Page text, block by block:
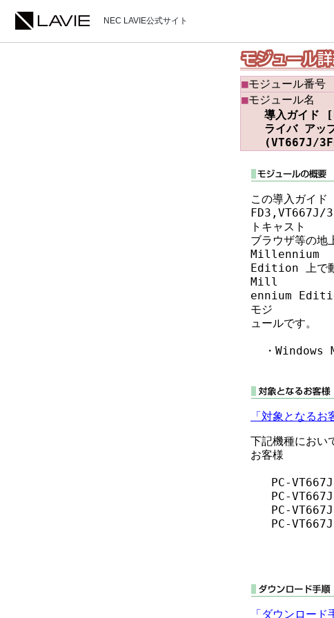
NEC LAVIE公式サイト